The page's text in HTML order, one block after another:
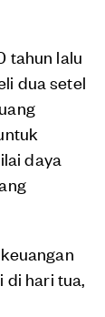
tahun lalu
dua setel
daya
di hari tua,